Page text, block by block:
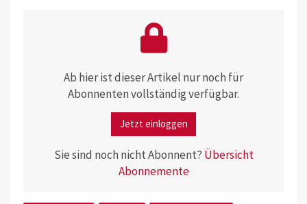
Ab hier ist dieser Artikel nur noch für
Abonnenten vollständig verfügbar.
Jetzt einloggen
Sie sind noch nicht Abonnent? Übersicht
Abonnemente